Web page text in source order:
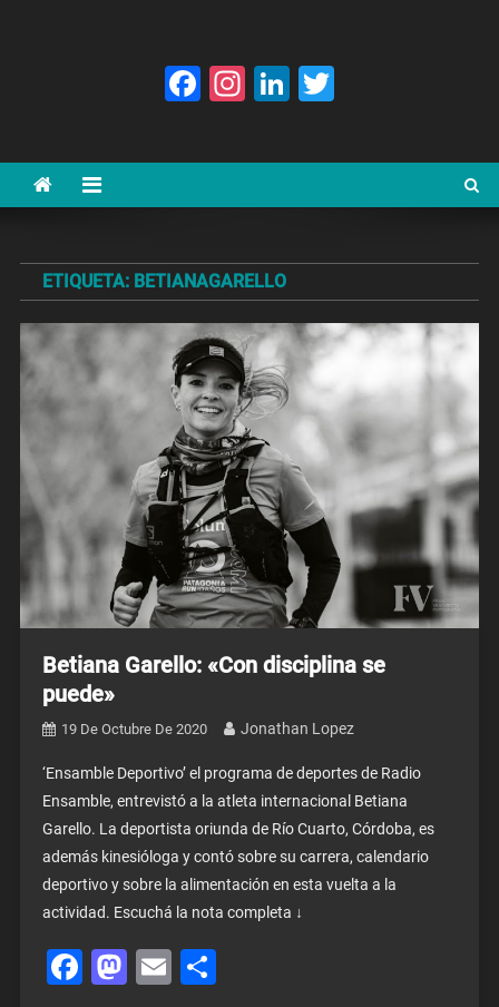
Facebook
Instagram
LinkedIn
ETIQUETA: BETIANAGARELLO
Betiana Garello: «Con disciplina se
puede»
19 De Octubre De 2020 Jonathan Lopez
‘Ensamble Deportivo’ el programa de deportes de Radio
Ensamble, entrevistó a la atleta internacional Betiana
Garello. La deportista oriunda de Río Cuarto, Córdoba, es
además kinesióloga y contó sobre su carrera, calendario
deportivo y sobre la alimentación en esta vuelta a la
actividad. Escuchá la nota completa ↓
Facebook
Mastodon
Email